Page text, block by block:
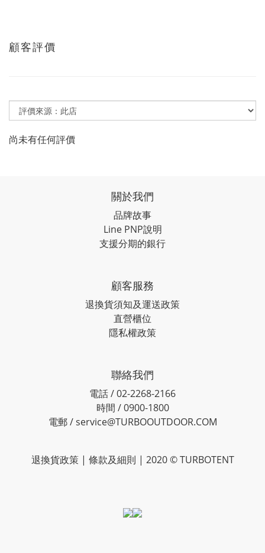
顧客評價
尚未有任何評價
關於我們
品牌故事
Line PNP說明
支援分期的銀行
顧客服務
退換貨須知及運送政策
直營櫃位
隱私權政策
聯絡我們
電話 / 02-2268-2166
時間 / 0900-1800
電郵 / service@TURBOOUTDOOR.COM
退換貨政策| 條款及細則 | 2020 © TURBOTENT